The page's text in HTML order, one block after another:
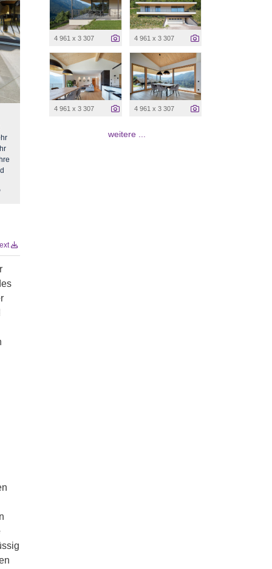
4 961 x 3 307 4 961 x 3 307
4 961 x 3 307 4 961 x 3 307
weitere ...